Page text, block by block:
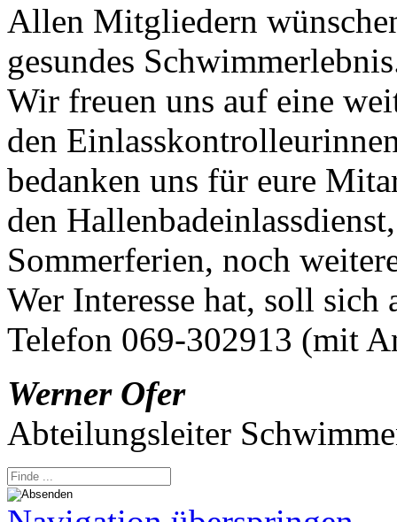
Allen Mitgliedern
gesundes
Wir freuen uns auf eine
den
bedanken uns für eure
den
Sommerferien, noch
Wer Interesse hat, soll sich
Telefon 069-302913 (mit
Werner Ofer
Abteilungsleiter